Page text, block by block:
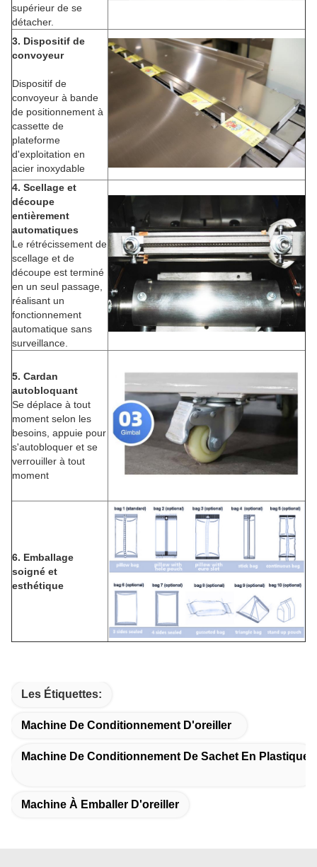
supérieur de se
détacher.
3. Dispositif de
convoyeur
Dispositif de
convoyeur à bande
de positionnement à
cassette de
plateforme
d'exploitation en
acier inoxydable
4. Scellage et
découpe
entièrement
automatiques
Le rétrécissement de
scellage et de
découpe est terminé
en un seul passage,
réalisant un
fonctionnement
automatique sans
surveillance.
5. Cardan
autobloquant
Se déplace à tout
moment selon les
besoins, appuie pour
s'autobloquer et se
verrouiller à tout
moment
6. Emballage
soigné et
esthétique
Les Étiquettes:
Machine De Conditionnement D'oreiller
Machine De Conditionnement De Sachet En Plastique
Machine À Emballer D'oreiller